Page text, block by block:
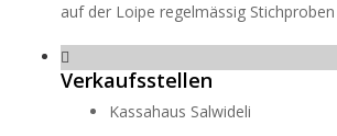
auf der Loipe regelmässig Stichproben
Verkaufsstellen
Kassahaus Salwideli